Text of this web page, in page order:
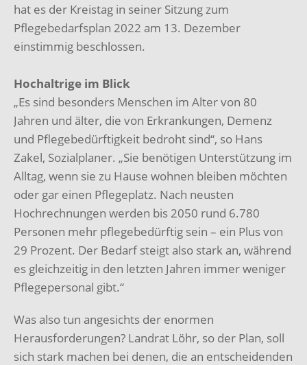
hat es der Kreistag in seiner Sitzung zum
Pflegebedarfsplan 2022 am 13. Dezember
einstimmig beschlossen.
Hochaltrige im Blick
„Es sind besonders Menschen im Alter von 80
Jahren und älter, die von Erkrankungen, Demenz
und Pflegebedürftigkeit bedroht sind“, so Hans
Zakel, Sozialplaner. „Sie benötigen Unterstützung im
Alltag, wenn sie zu Hause wohnen bleiben möchten
oder gar einen Pflegeplatz. Nach neusten
Hochrechnungen werden bis 2050 rund 6.780
Personen mehr pflegebedürftig sein – ein Plus von
29 Prozent. Der Bedarf steigt also stark an, während
es gleichzeitig in den letzten Jahren immer weniger
Pflegepersonal gibt.“
Was also tun angesichts der enormen
Herausforderungen? Landrat Löhr, so der Plan, soll
sich stark machen bei denen, die an entscheidenden